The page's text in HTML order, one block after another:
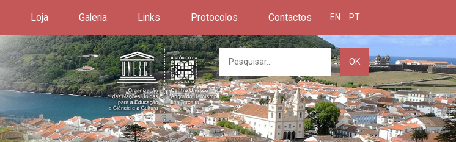
Loja Galeria Links Protocolos Contactos EN PT
OK